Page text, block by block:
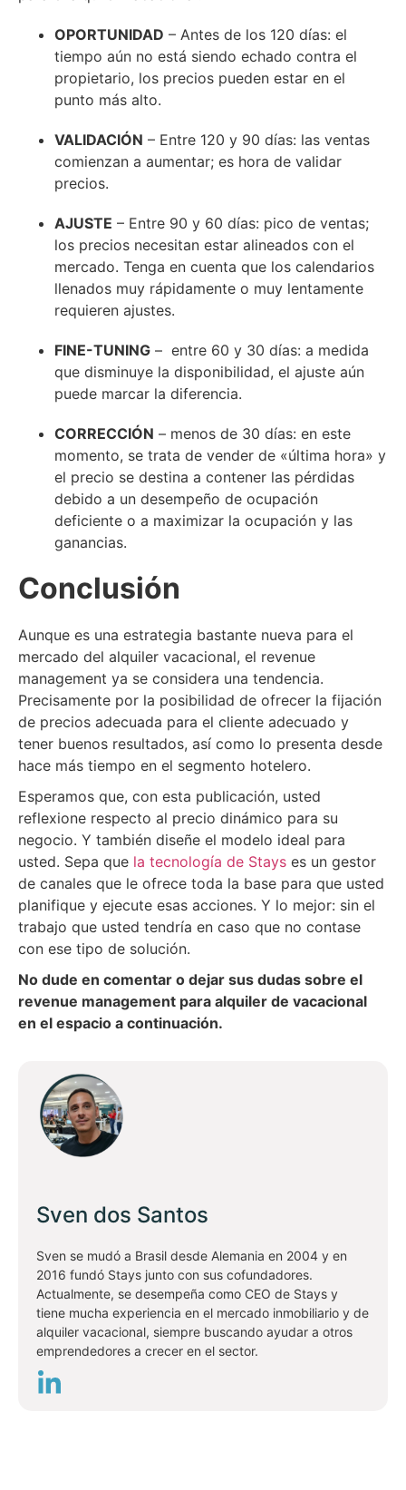
OPORTUNIDAD – Antes de los 120 días: el
tiempo aún no está siendo echado contra el
propietario, los precios pueden estar en el
punto más alto.
VALIDACIÓN – Entre 120 y 90 días: las ventas
comienzan a aumentar; es hora de validar
precios.
AJUSTE – Entre 90 y 60 días: pico de ventas;
los precios necesitan estar alineados con el
mercado. Tenga en cuenta que los calendarios
llenados muy rápidamente o muy lentamente
requieren ajustes.
FINE-TUNING – entre 60 y 30 días: a medida
que disminuye la disponibilidad, el ajuste aún
puede marcar la diferencia.
CORRECCIÓN – menos de 30 días: en este
momento, se trata de vender de «última hora» y
el precio se destina a contener las pérdidas
debido a un desempeño de ocupación
deficiente o a maximizar la ocupación y las
ganancias.
Conclusión
Aunque es una estrategia bastante nueva para el
mercado del alquiler vacacional, el revenue
management ya se considera una tendencia.
Precisamente por la posibilidad de ofrecer la fijación
de precios adecuada para el cliente adecuado y
tener buenos resultados, así como lo presenta desde
hace más tiempo en el segmento hotelero.
Esperamos que, con esta publicación, usted
reflexione respecto al precio dinámico para su
negocio. Y también diseñe el modelo ideal para
usted. Sepa que la tecnología de Stays es un gestor
de canales que le ofrece toda la base para que usted
planifique y ejecute esas acciones. Y lo mejor: sin el
trabajo que usted tendría en caso que no contase
con ese tipo de solución.
No dude en comentar o dejar sus dudas sobre el
revenue management para alquiler de vacacional
en el espacio a continuación.
Sven dos Santos
Sven se mudó a Brasil desde Alemania en 2004 y en
2016 fundó Stays junto con sus cofundadores.
Actualmente, se desempeña como CEO de Stays y
tiene mucha experiencia en el mercado inmobiliario y de
alquiler vacacional, siempre buscando ayudar a otros
emprendedores a crecer en el sector.